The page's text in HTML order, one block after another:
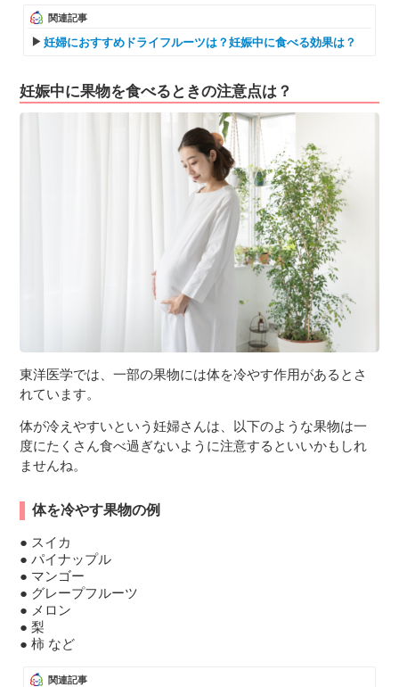
関連記事
妊婦におすすめドライフルーツは？妊娠中に食べる効果は？
妊娠中に果物を食べるときの注意点は？
東洋医学では、一部の果物には体を冷やす作用があるとさ
れています。
体が冷えやすいという妊婦さんは、以下のような果物は一
度にたくさん食べ過ぎないように注意するといいかもしれ
ませんね。
体を冷やす果物の例
スイカ
パイナップル
マンゴー
グレープフルーツ
メロン
梨
柿 など
関連記事